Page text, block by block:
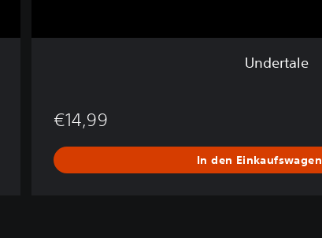
Undertale
€14,99
In den Einkaufswagen